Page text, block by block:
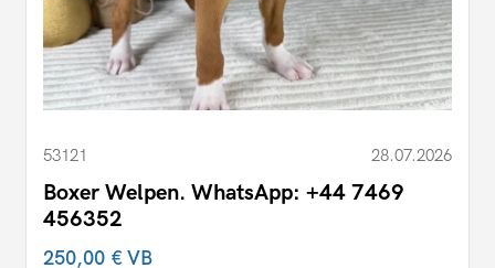
53121 28.07.2026
Boxer Welpen. WhatsApp: +44 7469
456352
250,00 €VB